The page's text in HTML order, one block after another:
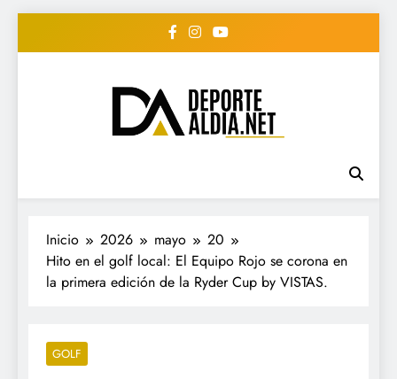
• DEPORTE AL DIA •
"Periodico Deportivo
Digital"
#deportealdiard #deportealdiaperiodico
Inicio 2026 mayo
20
Hito en el golf local: El Equipo Rojo se corona en
la primera edición de la Ryder Cup by VISTAS.
GOLF